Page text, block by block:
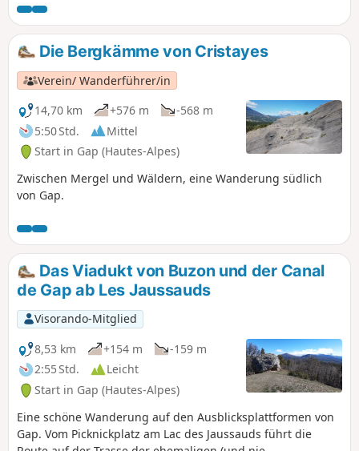
des Gapençais und Champsaur
genießen können.
Die Bergkämme von Cristayes
Verein/ Wanderführer/in
14,70 km
+576 m
-568 m
5:50 Std.
Mittel
Start in Gap (Hautes-Alpes)
Zwischen Mergel und Wäldern, eine Wanderung südlich
von Gap.
Das Viadukt von Buzon und der Canal
de Gap ab Les Jaussauds
Visorando-Mitglied
8,53 km
+154 m
-159 m
2:55 Std.
Leicht
Start in Gap (Hautes-Alpes)
Eine schöne Wanderung auf den Ausblicksplattformen von
Gap. Vom Picknickplatz am Lac des Jaussauds führt die